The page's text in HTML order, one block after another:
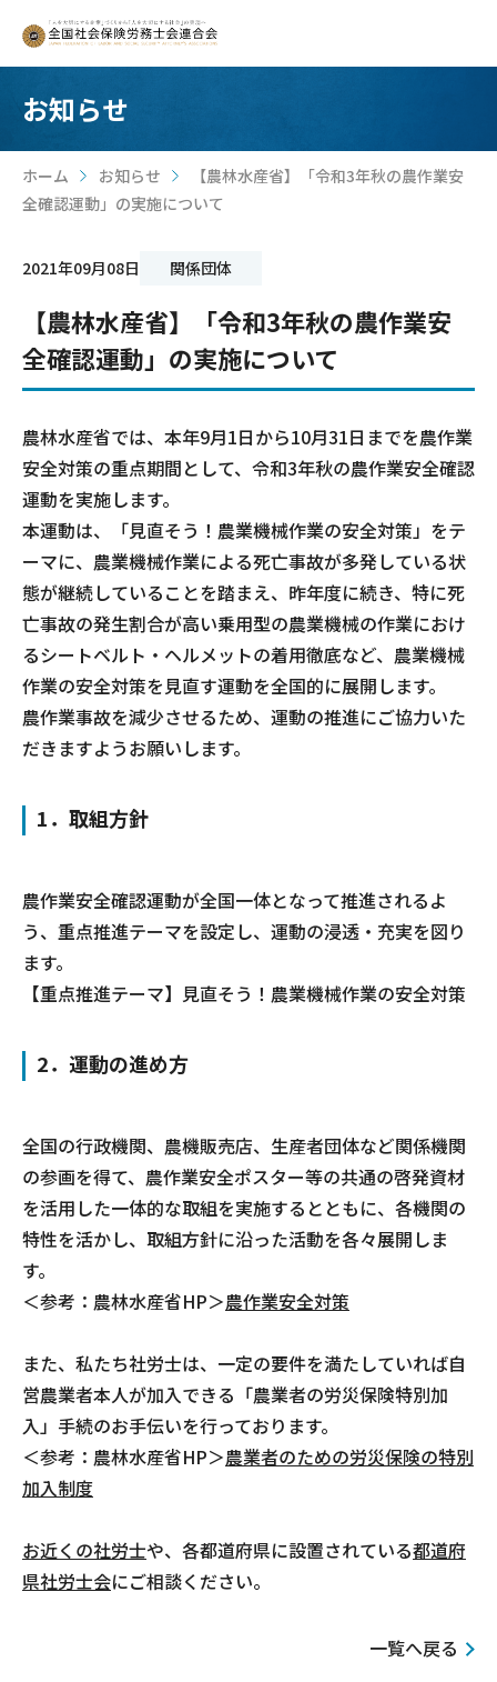
お知らせ
ホーム >
お知らせ
【農林水産省】「令和3年秋の農作業安
全確認運動」の実施について
2021年09月08日 関係団体
【農林水産省】「令和3年秋の農作業安
全確認運動」の実施について
農林水産省では、本年9月1日から10月31日までを農作業
安全対策の重点期間として、令和3年秋の農作業安全確認
運動を実施します。
本運動は、「見直そう！農業機械作業の安全対策」をテ
ーマに、農業機械作業による死亡事故が多発している状
態が継続していることを踏まえ、昨年度に続き、特に死
亡事故の発生割合が高い乗用型の農業機械の作業におけ
るシートベルト・ヘルメットの着用徹底など、農業機械
作業の安全対策を見直す運動を全国的に展開します。
農作業事故を減少させるため、運動の推進にご協力いた
だきますようお願いします。
1．取組方針
農作業安全確認運動が全国一体となって推進されるよ
う、重点推進テーマを設定し、運動の浸透・充実を図り
ます。
【重点推進テーマ】見直そう！農業機械作業の安全対策
2．運動の進め方
全国の行政機関、農機販売店、生産者団体など関係機関
の参画を得て、農作業安全ポスター等の共通の啓発資材
を活用した一体的な取組を実施するとともに、各機関の
特性を活かし、取組方針に沿った活動を各々展開しま
す。
＜参考：農林水産省HP＞農作業安全対策
また、私たち社労士は、一定の要件を満たしていれば自
営農業者本人が加入できる「農業者の労災保険特別加
入」手続のお手伝いを行っております。
＜参考：農林水産省HP＞農業者のための労災保険の特別
加入制度
お近くの社労士や、各都道府県に設置されている都道府
県社労士会にご相談ください。
一覧へ戻る